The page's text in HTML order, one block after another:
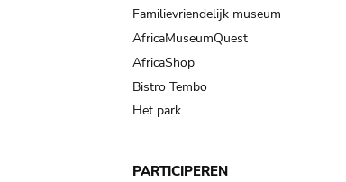
Familievriendelijk museum
AfricaMuseumQuest
AfricaShop
Bistro Tembo
Het park
PARTICIPEREN